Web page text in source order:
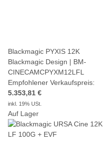
Blackmagic PYXIS 12K
Blackmagic Design | BM-
CINECAMCPYXM12LFL
Empfohlener Verkaufspreis:
5.353,81 €
inkl. 19% USt.
Auf Lager